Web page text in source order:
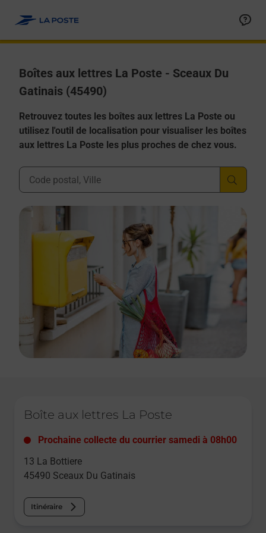
Boîtes aux lettres La Poste - Sceaux Du
Gatinais (45490)
Retrouvez toutes les boîtes aux lettres La Poste ou
utilisez l'outil de localisation pour visualiser les boîtes
aux lettres La Poste les plus proches de chez vous.
Ville, Département, Code Postal
Boîte aux lettres La Poste
Prochaine collecte du courrier samedi à 08h00
13 La Bottiere
45490 Sceaux Du Gatinais
Itinéraire